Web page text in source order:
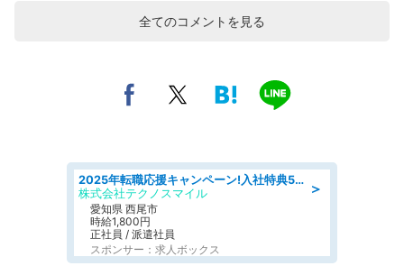
全てのコメントを見る
＞
2025年転職応援キャンペーン!入社特典58万円/デンソーで働こう!自動車工場で小型部品の検査業務 denso aichi
株式会社テクノスマイル
愛知県 西尾市
時給1,800円
正社員 / 派遣社員
スポンサー：求人ボックス